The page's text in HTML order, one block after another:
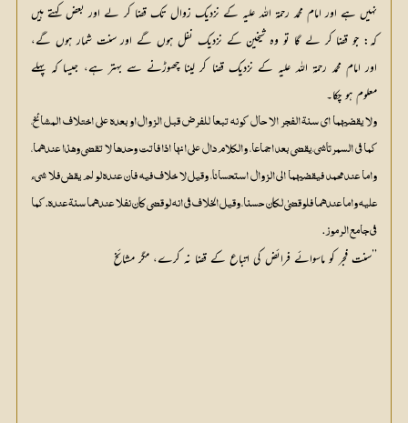
نہیں ہے اور امام محمد رحمۃ اللہ علیہ کے نزدیک زوال تک قضا کر لے اور بعض کہتے ہیں
کہ: جو قضا کر لے گا تو وہ شیخین کے نزدیک نفل ہوں گے اور سنت شمار ہوں گے،
اور امام محمد رحمۃ اللہ علیہ کے نزدیک قضا کر لینا چھوڑنے سے بہتر ہے، جیسا کہ پہلے
معلوم ہو چکا۔
ولا يقضيهما اي سنة الفجر الا حال كونه تبعا للفرض قبل الزوال او بعده علي اختلاف المشائخ،
كما في السمرتاشي، يقضي بعد اجماعا، والكلام دال علي انها اذا فاتت وحدها لا تقضي وهذا عندهما،
واما عند محمد فيقضيهما الي الزوال استحسانا، وقيل لا خلاف فيه فان عنده لو لم يقض فلا شيء
عليه واما عندهما فلوقضيٰ لكان حسنا، وقيل الخلاف في انه لوقضي كان نفلا عندهما سنة عنده. كما
في جامع الرموز.
’’سنت فجر کو ماسوائے فرائض کی اتباع کے قضا نہ کرے، مگر مشائخ